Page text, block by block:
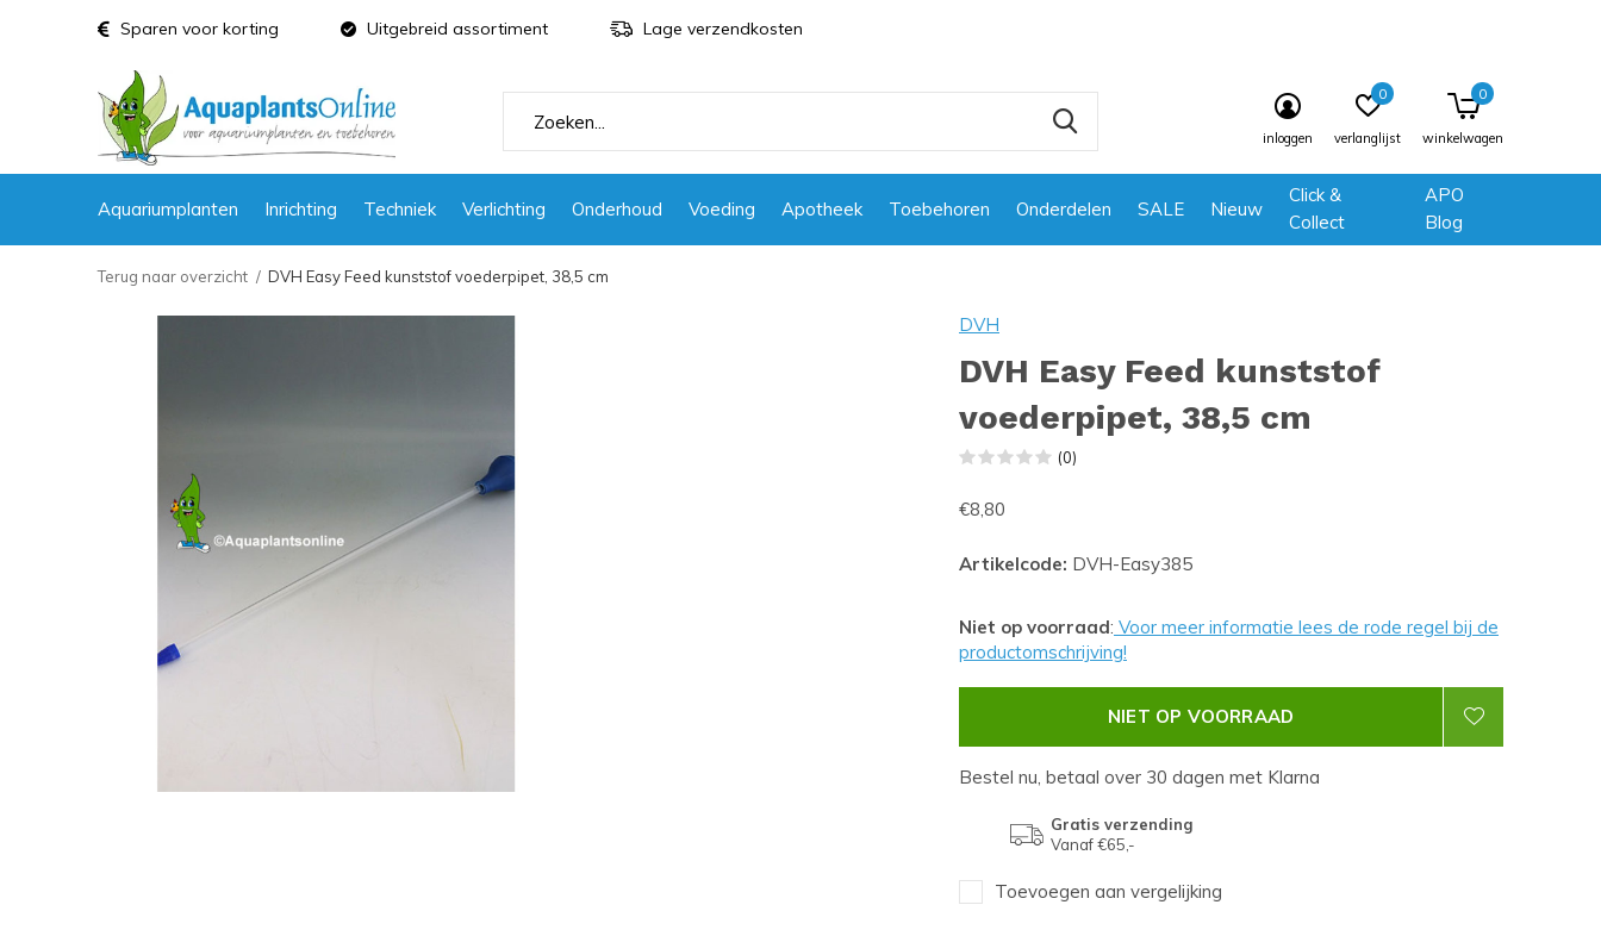
Aquariumplanten Inrichting Techniek Verlichting Onderhoud Voeding Apotheek Toebehoren Onderdelen SALE Nieuw
Click &
Collect
APO
Blog
inloggen verlanglijst
0
winkelwagen
0
Sparen voor korting Uitgebreid assortiment Lage verzendkosten
Terug naar overzicht DVH Easy Feed kunststof voederpipet, 38,5 cm
DVH
DVH Easy Feed kunststof
voederpipet, 38,5 cm
(0)
€8,80
Artikelcode: DVH-Easy385
Niet op voorraad: Voor meer informatie lees de rode regel bij de
productomschrijving!
NIET OP VOORRAAD
Bestel nu, betaal over 30 dagen met Klarna
Gratis verzending
Vanaf €65,-
Toevoegen aan vergelijking